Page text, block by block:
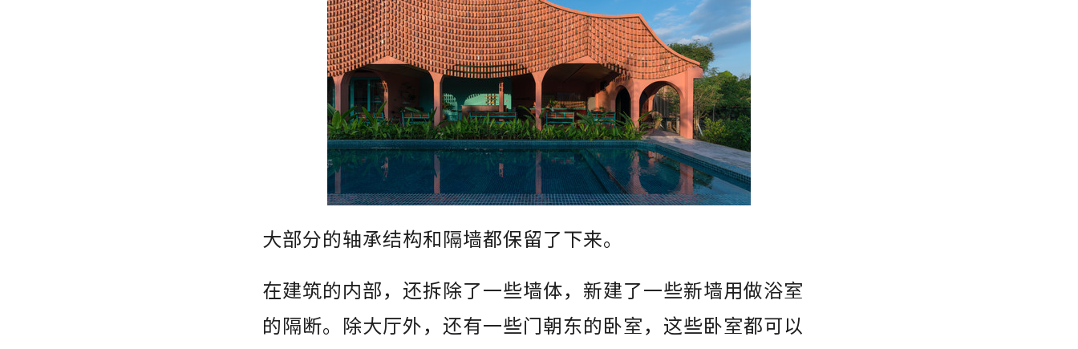
大部分的轴承结构和隔墙都保留了下来。
在建筑的内部，还拆除了一些墙体，新建了一些新墙用做浴室
的隔断。除大厅外，还有一些门朝东的卧室，这些卧室都可以